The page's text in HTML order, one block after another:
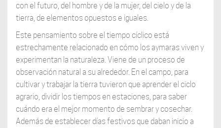
con el futuro, del hombre y de la mujer, del cielo y de la
tierra, de elementos opuestos e iguales.
Este pensamiento sobre el tiempo cíclico está
estrechamente relacionado en cómo los aymaras viven y
experimentan la naturaleza. Viene de un proceso de
observación natural a su alrededor. En el campo, para
cultivar y trabajar la tierra tuvieron que aprender el ciclo
agrario, dividir los tiempos en estaciones, para saber
cuándo era el mejor momento de sembrar y cosechar.
Además de establecer días festivos que daban inicio a